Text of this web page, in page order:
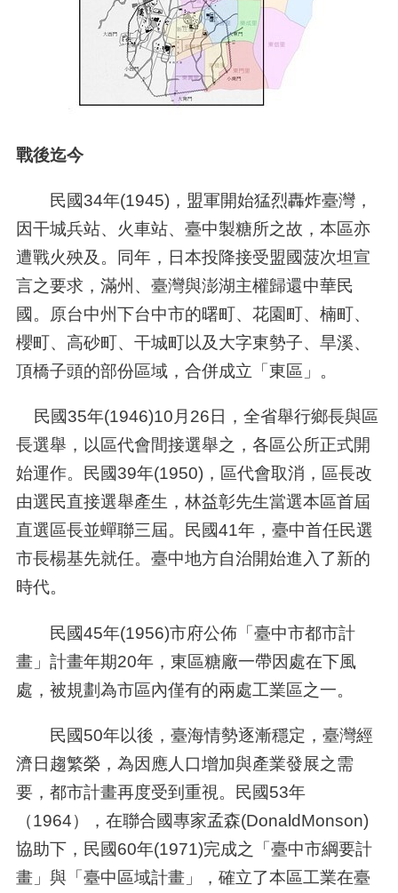
戰後迄今
民國34年(1945) ，盟軍開始猛烈轟炸臺灣，
因干城兵站、火車站、臺中製糖所之故，本區亦
遭戰火殃及。同年，日本投降接受盟國菠次坦宣
言之要求，滿州、臺灣與澎湖主權歸還中華民
國。原台中州下台中市的曙町、花園町、楠町、
櫻町、高砂町、干城町以及大字東勢子、旱溪、
頂橋子頭的部份區域，合併成立「東區」。
民國35年(1946)10月 26日，全省舉行鄉長與區
長選舉，以區代會間接選舉之，各區公所正式開
始運作。民國39年(1950) ，區代會取消，區長改
由選民直接選舉產生，林益彰先生當選本區首屆
直選區長並蟬聯三屆。民國41年，臺中首任民選
市長楊基先就任。臺中地方自治開始進入了新的
時代。
民國45年(1956)市府公佈「臺中市都市計
畫」計畫年期20年，東區糖廠一帶因處在下風
處，被規劃為市區內僅有的兩處工業區之一。
民國50年以後，臺海情勢逐漸穩定，臺灣經
濟日趨繁榮，為因應人口增加與產業發展之需
要，都市計畫再度受到重視。民國53年
（1964），在聯合國專家孟森(DonaldMonson)
協助下，民國60年(1971)完成之「臺中市綱要計
畫」與「臺中區域計畫」，確立了本區工業在臺